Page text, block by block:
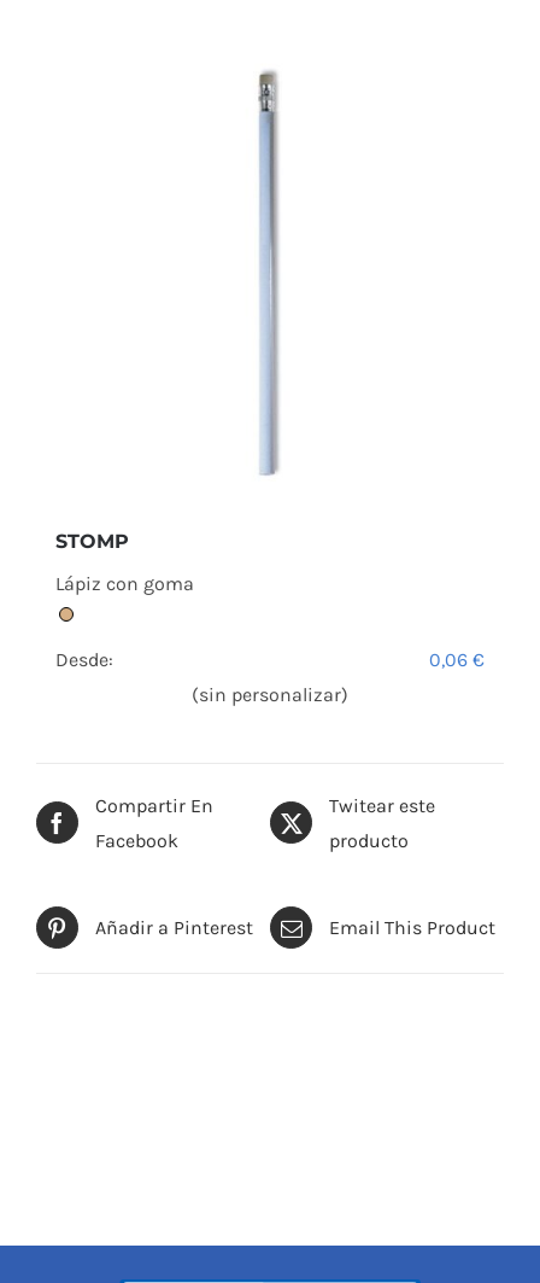
Compartir En
Facebook
Twitear este
producto
Añadir a Pinterest Email This Product
STOMP
Lápiz con goma
Desde: 0,06€
(sin personalizar)